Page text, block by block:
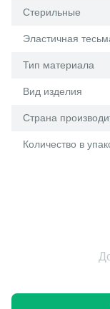
Стерильные
Эластичная
Тип материала
Вид изделия
Страна
Количество в